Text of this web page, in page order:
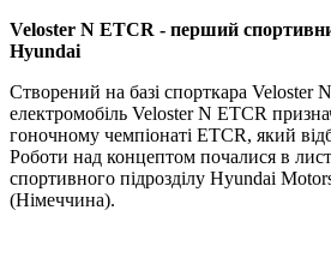
Veloster N ETCR - перший
Hyundai
Створений на базі спорткара
електромобіль Veloster N ETCR
гоночному чемпіонаті ETCR, який
Роботи над концептом почалися в
спортивного підрозділу Hyundai
(Німеччина).